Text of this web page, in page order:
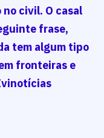
civil. O casal
frase,
tem algum tipo
fronteiras e